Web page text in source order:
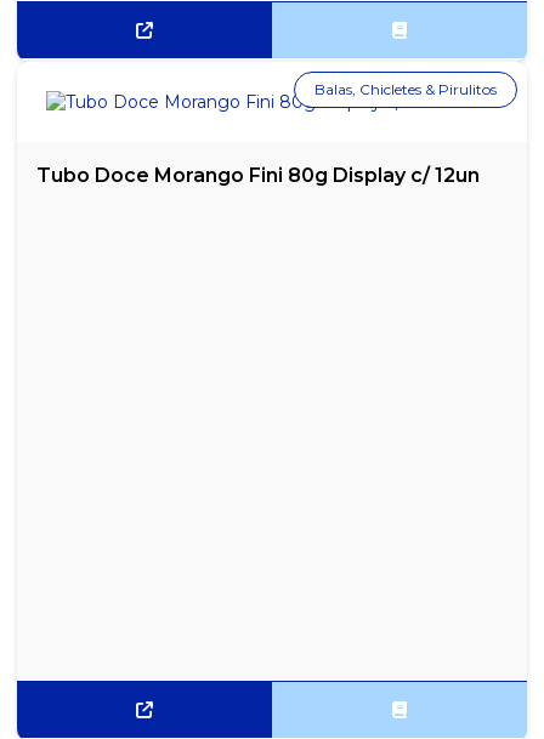
Tubo Doce Morango Fini 80g Display c/ 12un
Balas, Chicletes & Pirulitos